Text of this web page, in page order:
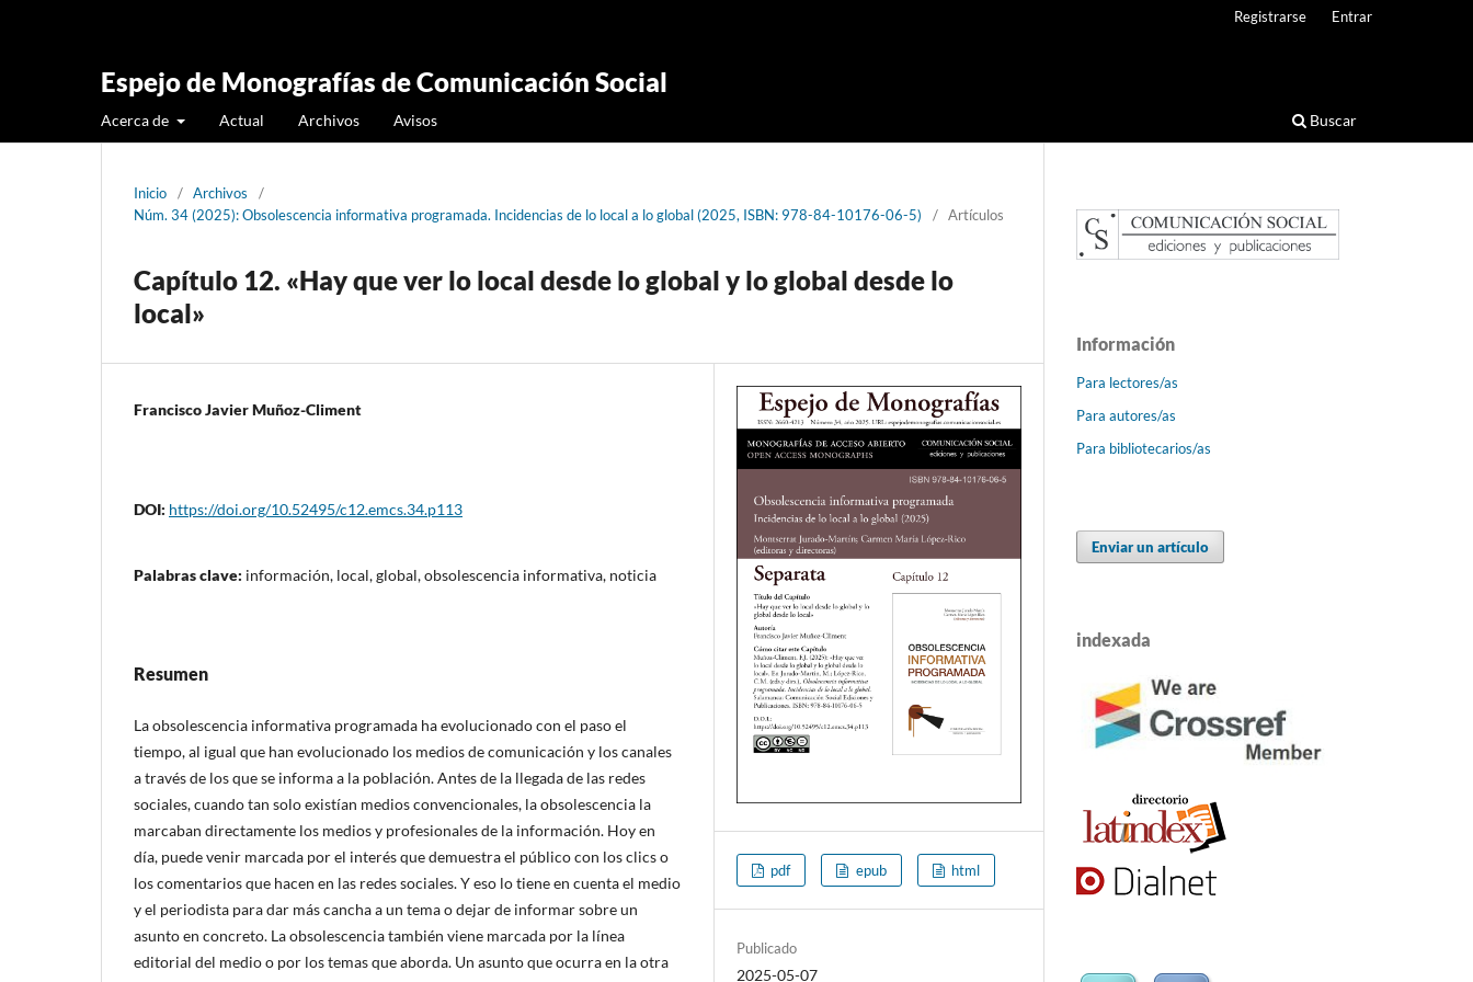
Espejo de Monografías de Comunicación Social
Acerca de Actual Archivos Avisos Buscar
Registrarse Entrar
Inicio / Archivos
/
Núm. 34 (2025): Obsolescencia informativa programada. Incidencias de lo local a lo global (2025, ISBN: 978-84-10176-06-5)
/ Artículos
Capítulo 12. «Hay que ver lo local desde lo global y lo global desde lo
local»
Francisco Javier Muñoz-Climent
DOI: https://doi.org/10.52495/c12.emcs.34.p113
Palabras clave: información, local, global, obsolescencia informativa, noticia
Resumen
La obsolescencia informativa programada ha evolucionado con el paso el
tiempo, al igual que han evolucionado los medios de comunicación y los canales
a través de los que se informa a la población. Antes de la llegada de las redes
sociales, cuando tan solo existían medios convencionales, la obsolescencia la
marcaban directamente los medios y profesionales de la información. Hoy en
día, puede venir marcada por el interés que demuestra el público con los clics o
los comentarios que hacen en las redes sociales. Y eso lo tiene en cuenta el medio
y el periodista para dar más cancha a un tema o dejar de informar sobre un
asunto en concreto. La obsolescencia también viene marcada por la línea
editorial del medio o por los temas que aborda. Un asunto que ocurra en la otra
pdf epub html
Publicado
2025-05-07
Información
Para lectores/as
Para autores/as
Para bibliotecarios/as
Enviar un artículo
indexada